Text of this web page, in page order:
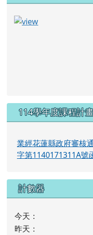
114學年度課程計
業經花蓮縣政府審核
字第1140171311A號
計數器
今天：
昨天：